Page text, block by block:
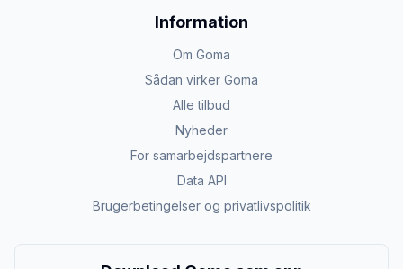
Information
Om Goma
Sådan virker Goma
Alle tilbud
Nyheder
For samarbejdspartnere
Data API
Brugerbetingelser og privatlivspolitik